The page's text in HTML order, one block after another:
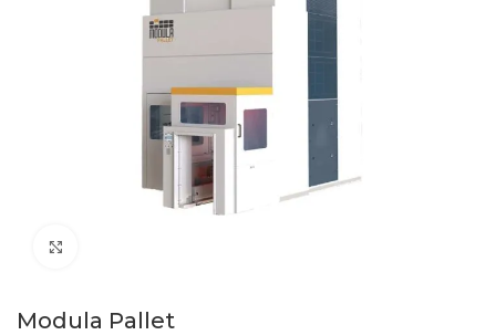
Modula Pallet